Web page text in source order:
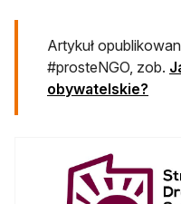
Artykuł
#prosteNGO, zob.
obywatelskie?